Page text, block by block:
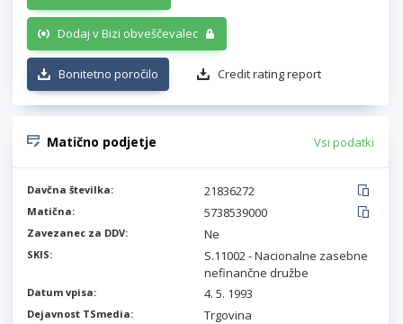
Dodaj v Bizi obveščevalec
Bonitetno poročilo Credit rating report
Matično podjetje Vsi podatki
Davčna številka: 21836272
Matična: 5738539000
Zavezanec za DDV: Ne
SKIS:
S.11002 - Nacionalne zasebne
nefinančne družbe
Datum vpisa: 4. 5. 1993
Dejavnost TSmedia: Trgovina